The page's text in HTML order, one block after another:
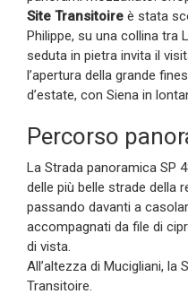
Site Transitoire è stata
Philippe, su una collina tra
seduta in pietra invita il
l’apertura della grande
d’estate, con Siena in
Percorso
La Strada panoramica SP
delle più belle strade della
passando davanti a
accompagnati da file di
di vista.
All’altezza di Mucigliani, la
Transitoire.